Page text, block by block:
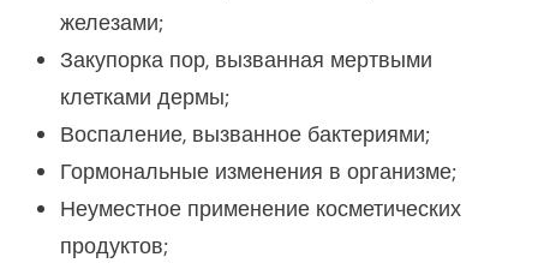
железами;
Закупорка пор, вызванная мертвыми
клетками дермы;
Воспаление, вызванное бактериями;
Гормональные изменения в организме;
Неуместное применение косметических
продуктов;